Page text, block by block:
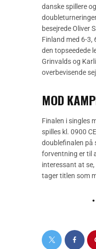
danske spillere
besejrede Oliver
Finland med 6-3,
den topseedede
Grinvalds og
overbevisende
MOD
Finalen i singles
spilles kl. 0900
doublefinalen på
forventning er til
interessant at
tager titlen som